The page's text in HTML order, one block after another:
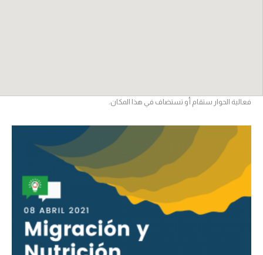
فعالية الحوار ستقام أو تستضاف في هذا المكان.